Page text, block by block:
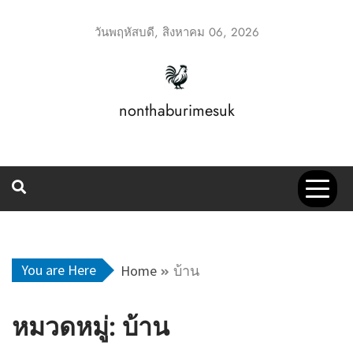
วันพฤหัสบดี, สิงหาคม 06, 2026
nonthaburimesuk
You are Here Home บ้าน
หมวดหมู่: บ้าน